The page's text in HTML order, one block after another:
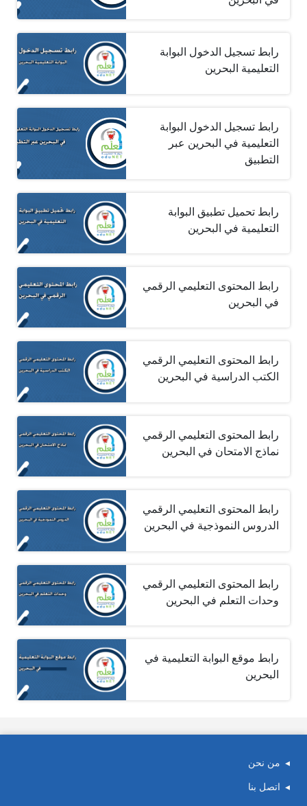
رابط تسجيل الدخول البوابة
التعليمية البحرين
رابط تسجيل الدخول البوابة
التعليمية في البحرين عبر
التطبيق
رابط تحميل تطبيق البوابة
التعليمية في البحرين
رابط المحتوى التعليمي الرقمي
في البحرين
رابط المحتوى التعليمي الرقمي
الكتب الدراسية في البحرين
رابط المحتوى التعليمي الرقمي
نماذج الامتحان في البحرين
رابط المحتوى التعليمي الرقمي
الدروس النموذجية في البحرين
رابط المحتوى التعليمي الرقمي
وحدات التعلم في البحرين
رابط موقع البوابة التعليمية في
البحرين
من نحن
اتصل بنا